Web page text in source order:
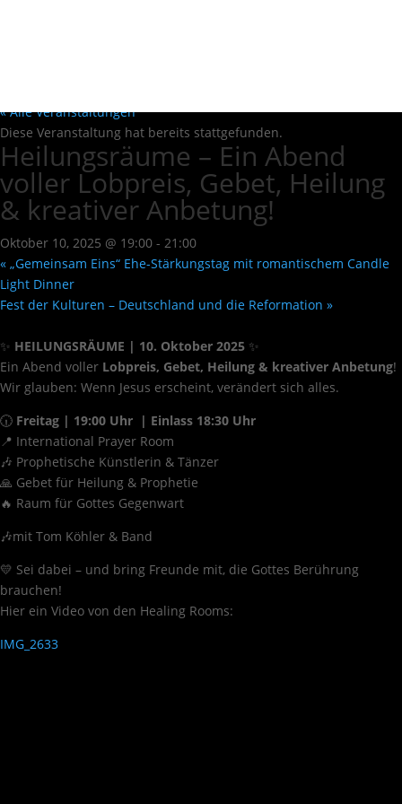
« Alle Veranstaltungen
Diese Veranstaltung hat bereits stattgefunden.
Heilungsräume – Ein Abend
voller Lobpreis, Gebet, Heilung
& kreativer Anbetung!
Oktober 10, 2025 @ 19:00 - 21:00
« „Gemeinsam Eins“ Ehe-Stärkungstag mit romantischem Candle
Light Dinner
Fest der Kulturen – Deutschland und die Reformation »
✨ HEILUNGSRÄUME | 10. Oktober 2025 ✨
Ein Abend voller Lobpreis, Gebet, Heilung & kreativer Anbetung!
Wir glauben: Wenn Jesus erscheint, verändert sich alles.
🕡 Freitag | 19:00 Uhr | Einlass 18:30 Uhr
📍 International Prayer Room
🎶 Prophetische Künstlerin & Tänzer
🙏 Gebet für Heilung & Prophetie
🔥 Raum für Gottes Gegenwart
🎶mit Tom Köhler & Band
💛 Sei dabei – und bring Freunde mit, die Gottes Berührung
brauchen!
Hier ein Video von den Healing Rooms:
IMG_2633